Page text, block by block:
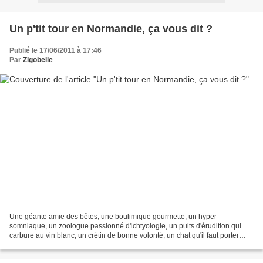
Un p'tit tour en Normandie, ça vous dit ?
Publié le 17/06/2011 à 17:46
Par Zigobelle
Une géante amie des bêtes, une boulimique gourmette, un hyper
somniaque, un zoologue passionné d'ichtyologie, un puits d'érudition qui
carbure au vin blanc, un crétin de bonne volonté, un chat qu'il faut porter